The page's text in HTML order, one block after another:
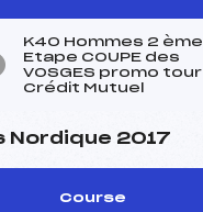
K40 Hommes 2 ème
Etape COUPE des
VOSGES promo tour
Crédit Mutuel
Nordique 2017
Course